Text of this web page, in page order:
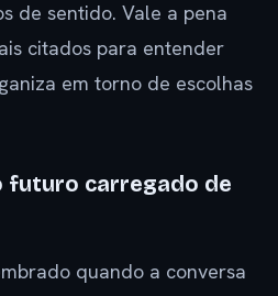
de sentido. Vale a pena
citados para entender
em torno de escolhas
futuro carregado de
quando a conversa